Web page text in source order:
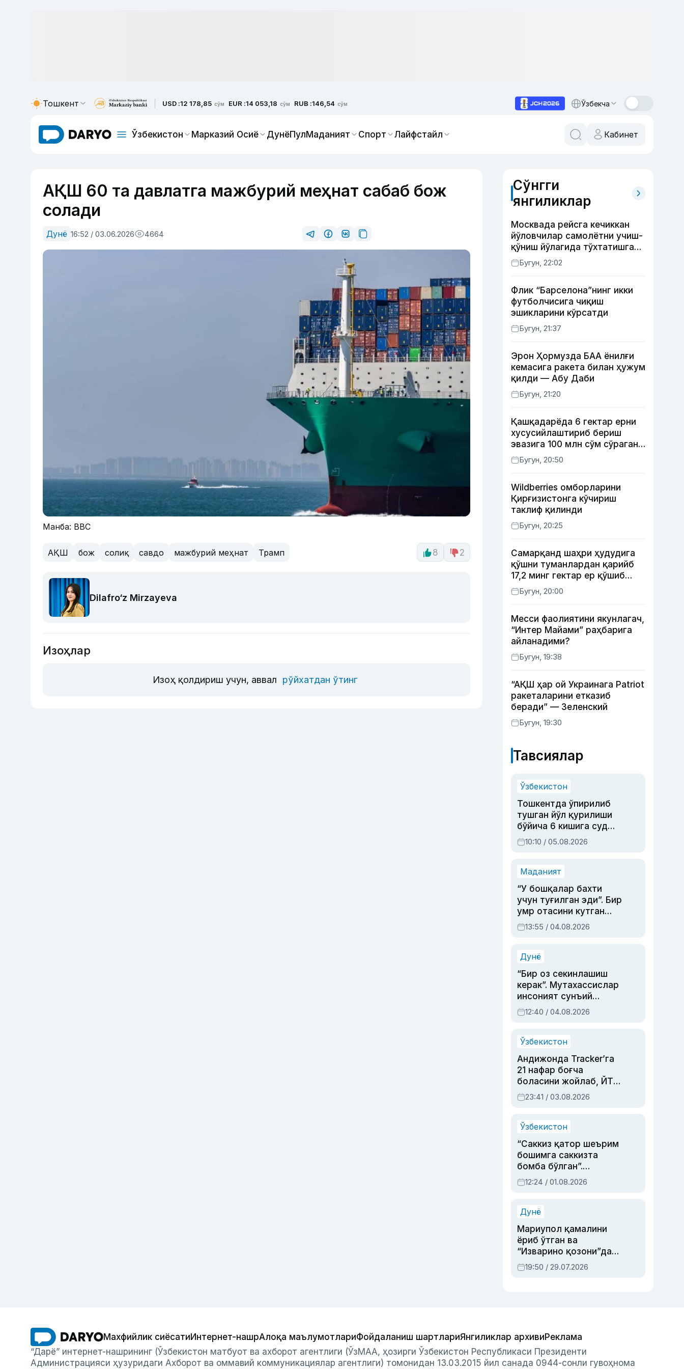
Тошкент USD :12 178,85 сўм EUR :14 053,18 сўм RUB :146,54 сўм Ўзбекча
Ўзбекистон Марказий Осиё ДунёПулМаданият Спорт Лайфстайл Кабинет
АҚШ 60 та давлатга мажбурий меҳнат сабаб бож
солади
Дунё 16:52 / 03.06.2026 4664
Манба: BBC
АҚШ бож солиқ савдо мажбурий меҳнат Трамп 8 2
Dilafro‘z Mirzayeva
Изоҳлар
Изоҳ қолдириш учун, аввал рўйхатдан ўтинг
Сўнгги
янгиликлар
Москвада рейсга кечиккан
йўловчилар самолётни учиш-
қўниш йўлагида тўхтатишга
уринди (видео)
Бугун, 22:02
Флик “Барселона”нинг икки
футболчисига чиқиш
эшикларини кўрсатди
Бугун, 21:37
Эрон Ҳормузда БАА ёнилғи
кемасига ракета билан ҳужум
қилди — Абу Даби
Бугун, 21:20
Қашқадарёда 6 гектар ерни
хусусийлаштириб бериш
эвазига 100 млн сўм сўраган
шахс ушланди
Бугун, 20:50
Wildberries омборларини
Қирғизистонга кўчириш
таклиф қилинди
Бугун, 20:25
Самарқанд шаҳри ҳудудига
қўшни туманлардан қарийб
17,2 минг гектар ер қўшиб
берилади
Бугун, 20:00
Месси фаолиятини якунлагач,
“Интер Майами” раҳбарига
айланадими?
Бугун, 19:38
“АҚШ ҳар ой Украинага Patriot
ракеталарини етказиб
беради” — Зеленский
Бугун, 19:30
Тавсиялар
Ўзбекистон
Тошкентда ўпирилиб
тушган йўл қурилиши
бўйича 6 кишига суд
ҳукми ўқилди
10:10 / 05.08.2026
Маданият
“У бошқалар бахти
учун туғилган эди”. Бир
умр отасини кутган
актриса ва дубльяж
устаси Римма
синовларга тўла ҳаёти
13:55 / 04.08.2026
Дунё
“Бир оз секинлашиш
керак”. Мутахассислар
инсоният сунъий
интеллектни бошқара
олмай қолишидан
12:40 / 04.08.2026
Ўзбекистон
Андижонда Tracker’га
21 нафар боғча
боласини жойлаб, ЙТҲ
содир этган аёлга суд
ҳукми ўқилди
23:41 / 03.08.2026
Ўзбекистон
“Саккиз қатор шеърим
бошимга саккизта
бомба бўлган”.
Абдулла Ориповни
сиёсий айбловлардан
12:24 / 01.08.2026
Дунё
Мариупол қамалини
ёриб ўтган ва
“Изварино қозони”дан
чиққан қаҳрамон —
Украина армияси бош
19:50 / 29.07.2026
Махфийлик сиёсатиИнтернет-нашрАлоқа маълумотлариФойдаланиш шартлариЯнгиликлар архивиРеклама
“Дарё” интернет-нашрининг (Ўзбекистон матбуот ва ахборот агентлиги (ЎзМАА, ҳозирги Ўзбекистон Республикаси Президенти
Администрацияси ҳузуридаги Ахборот ва оммавий коммуникациялар агентлиги) томонидан 13.03.2015 йил санада 0944-сонли гувоҳнома